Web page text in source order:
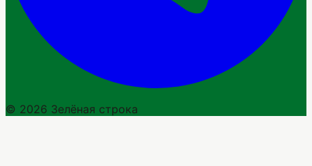
© 2026 Зелёная строка